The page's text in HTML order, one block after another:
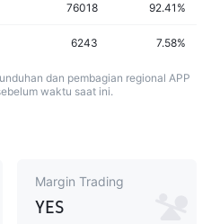
76018 92.41%
6243 7.58%
dan pembagian regional APP
waktu saat ini.
Margin Trading
YES